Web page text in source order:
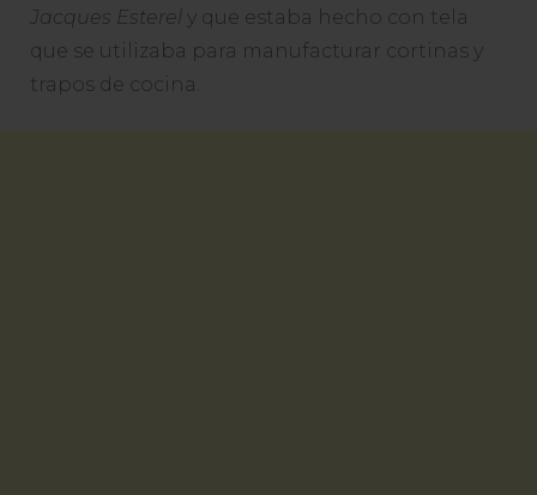
Jacques Esterel y que estaba hecho con tela
que se utilizaba para manufacturar cortinas y
trapos de cocina.